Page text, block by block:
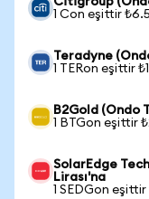
1 Con eşittir
Teradyne
1 TERon eşittir
B2Gold (Ondo
1 BTGon eşittir
SolarEdge
Lirası'na
1 SEDGon eşittir